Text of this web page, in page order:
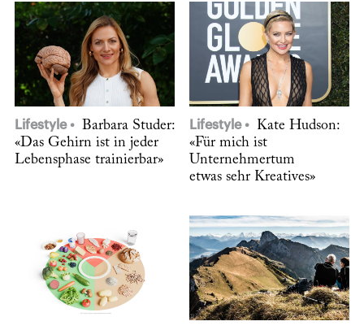
Lifestyle
Barbara Studer:
«Das Gehirn ist in jeder
Lebensphase trainierbar»
Lifestyle
Kate Hudson:
«Für mich ist
Unternehmertum
etwas sehr Kreatives»